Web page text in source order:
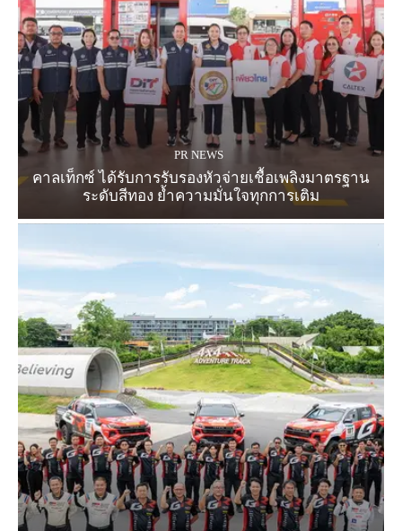
PR NEWS
คาลเท็กซ์ ได้รับการรับรองหัวจ่ายเชื้อเพลิงมาตรฐาน
ระดับสีทอง ย้ำความมั่นใจทุกการเติม